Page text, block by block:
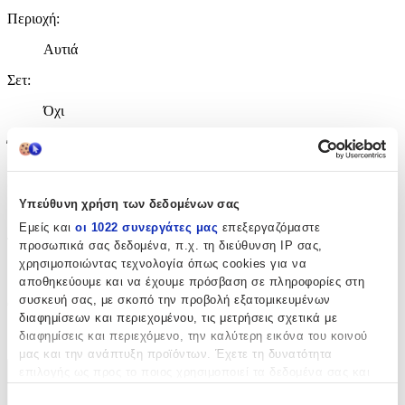
Υπεύθυνη χρήση των δεδομένων σας
Εμείς και οι 1022 συνεργάτες μας επεξεργαζόμαστε
προσωπικά σας δεδομένα, π.χ. τη διεύθυνση IP σας,
χρησιμοποιώντας τεχνολογία όπως cookies για να
αποθηκεύουμε και να έχουμε πρόσβαση σε πληροφορίες στη
συσκευή σας, με σκοπό την προβολή εξατομικευμένων
διαφημίσεων και περιεχομένου, τις μετρήσεις σχετικά με
διαφημίσεις και περιεχόμενο, την καλύτερη εικόνα του κοινού
μας και την ανάπτυξη προϊόντων. Έχετε τη δυνατότητα
Περιοχή:
Αυτιά
Σετ:
Όχι
Έξτρα Χαρακτηριστικά
Όχι
Τύπος:
Καρφωτά
Clip:
Όχι
Χαρακτηριστικά